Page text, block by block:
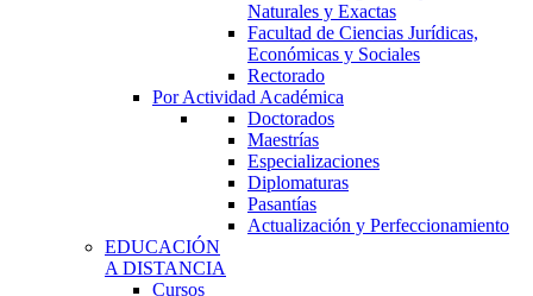
Naturales y Exactas
Facultad de Ciencias Jurídicas,
Económicas y Sociales
Rectorado
Por Actividad Académica
Doctorados
Maestrías
Especializaciones
Diplomaturas
Pasantías
Actualización y Perfeccionamiento
EDUCACIÓN
A DISTANCIA
Cursos